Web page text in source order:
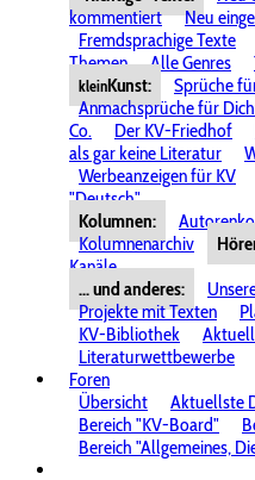
kommentiert
Neu
Fremdsprachige Texte
Themen
Alle Genres
kleinKunst:
Sprüche
Anmachsprüche für
Co.
Der KV-Friedhof
als gar keine Literatur
Werbeanzeigen für KV
"Deutsch"
Kolumnen:
Kolumnenarchiv
Kanäle
... und anderes:
Projekte mit Texten
KV-Bibliothek
Literaturwettbewerbe
Foren
Übersicht
Aktuellste
Bereich "KV-Board"
Bereich "Allgemeines,